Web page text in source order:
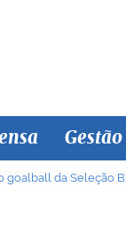
goalball da Seleção